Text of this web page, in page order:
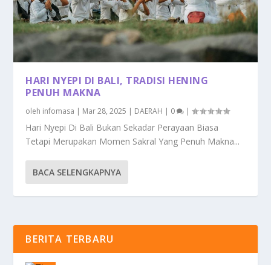
HARI NYEPI DI BALI, TRADISI HENING
PENUH MAKNA
oleh infomasa | Mar 28, 2025 | DAERAH | 0 |
Hari Nyepi Di Bali Bukan Sekadar Perayaan Biasa
Tetapi Merupakan Momen Sakral Yang Penuh Makna...
BACA SELENGKAPNYA
BERITA TERBARU